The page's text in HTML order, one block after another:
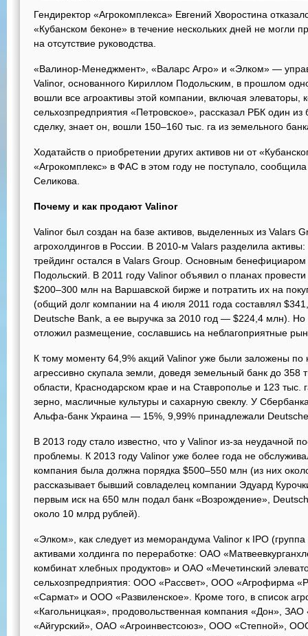
Гендиректор «Агрокомплекса» Евгений Хворостина
«Кубанском беконе» в течение нескольких дней не могли
на отсутствие руководства.
«Валинор-Менеджмент», «Валарс Агро» и «Элком» —
Valinor, основанного Кириллом Подольским, в прошлом
вошли все агроактивы этой компании, включая элеваторы,
сельхозпредприятия «Петровское», рассказал РБК один
сделку, знает он, вошли 150–160 тыс. га из земельного
Ходатайств о приобретении других активов ни от
«Агрокомплекс» в ФАС в этом году не поступало,
Селикова.
Почему и как продают Valinor
Valinor был создан на базе активов, выделенных из Valars
агрохолдингов в России. В 2010-м Valars разделила
трейдинг остался в Valars Group. Основным
Подольский. В 2011 году Valinor объявил о планах
$200–300 млн на Варшавской бирже и потратить их на
(общий долг компании на 4 июля 2011 года составлял
Deutsche Bank, а ее выручка за 2010 год — $224,4 млн).
отложил размещение, сославшись на неблагоприятные
К тому моменту 64,9% акций Valinor уже были заложены по
агрессивно скупала земли, доведя земельный банк до 358
области, Краснодарском крае и на Ставрополье и 123
зерно, масличные культуры и сахарную свеклу. У
Альфа-банк Украина — 15%, 9,99% принадлежали
В 2013 году стало известно, что у Valinor из-за неудачной
проблемы. К 2013 году Valinor уже более года не
компания была должна порядка $500–550 млн (из них
рассказывает бывший совладелец компании Эдуард
первым иск на 650 млн подал банк «Возрождение»,
около 10 млрд рублей).
«Элком», как следует из меморандума Valinor к IPO (группа
активами холдинга по переработке: ОАО
комбинат хлебных продуктов» и ОАО «Мечетинский
сельхозпредприятия: ООО «Рассвет», ООО «Агрофирма
«Сармат» и ООО «Развиленское». Кроме того, в список
«Кагольницкая», продовольственная компания «Дон», ЗАО
«Айгурский», ОАО «Агроинвестсоюз», ООО «Степной»,